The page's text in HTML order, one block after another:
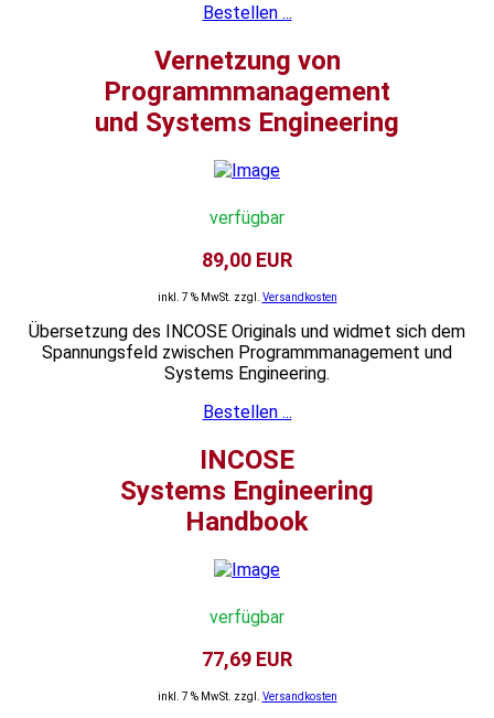
Bestellen ...
Vernetzung von
Programmmanagement
und Systems Engineering
verfügbar
89,00 EUR
inkl. 7 % MwSt. zzgl. Versandkosten
Übersetzung des INCOSE Originals und widmet sich dem
Spannungsfeld zwischen Programmmanagement und
Systems Engineering.
Bestellen ...
INCOSE
Systems Engineering
Handbook
verfügbar
77,69 EUR
inkl. 7 % MwSt. zzgl. Versandkosten